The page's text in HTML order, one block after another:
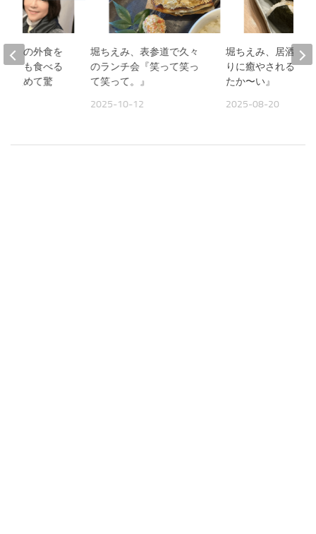
堀ちえみ、表参道で久々
のランチ会『笑って笑っ
て笑って。』
2025-10-12
堀ちえみ、居酒屋
りに癒やされる夜
たか〜い』
2025-08-20
夫との外食を
よりも食べる
て改めて驚